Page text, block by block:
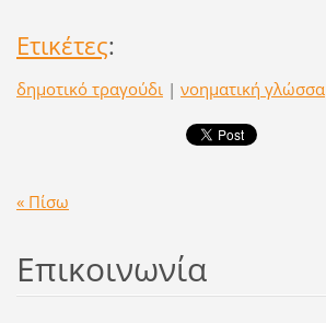
Ετικέτες:
δημοτικό τραγούδι | νοηματική γλώσσα
« Πίσω
Επικοινωνία